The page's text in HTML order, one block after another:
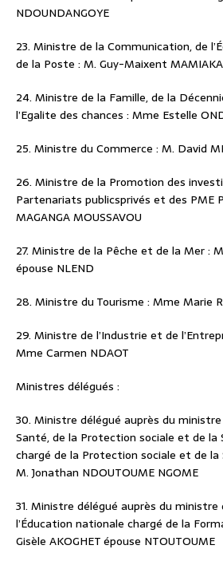
NDOUNDANGOYE
23. Ministre de la Communication, de
de la Poste : M. Guy-Maixent MAMIAKA
24. Ministre de la Famille, de la
l’Egalite des chances : Mme Estelle
25. Ministre du Commerce : M. David
26. Ministre de la Promotion des
Partenariats publicsprivés et des PME
MAGANGA MOUSSAVOU
27. Ministre de la Pêche et de la Mer :
épouse NLEND
28. Ministre du Tourisme : Mme Marie
29. Ministre de l’Industrie et de
Mme Carmen NDAOT
Ministres délégués :
30. Ministre délégué auprès du
Santé, de la Protection sociale et de la
chargé de la Protection sociale et de
M. Jonathan NDOUTOUME NGOME
31. Ministre délégué auprès du
l’Éducation nationale chargé de la
Gisèle AKOGHET épouse NTOUTOUME